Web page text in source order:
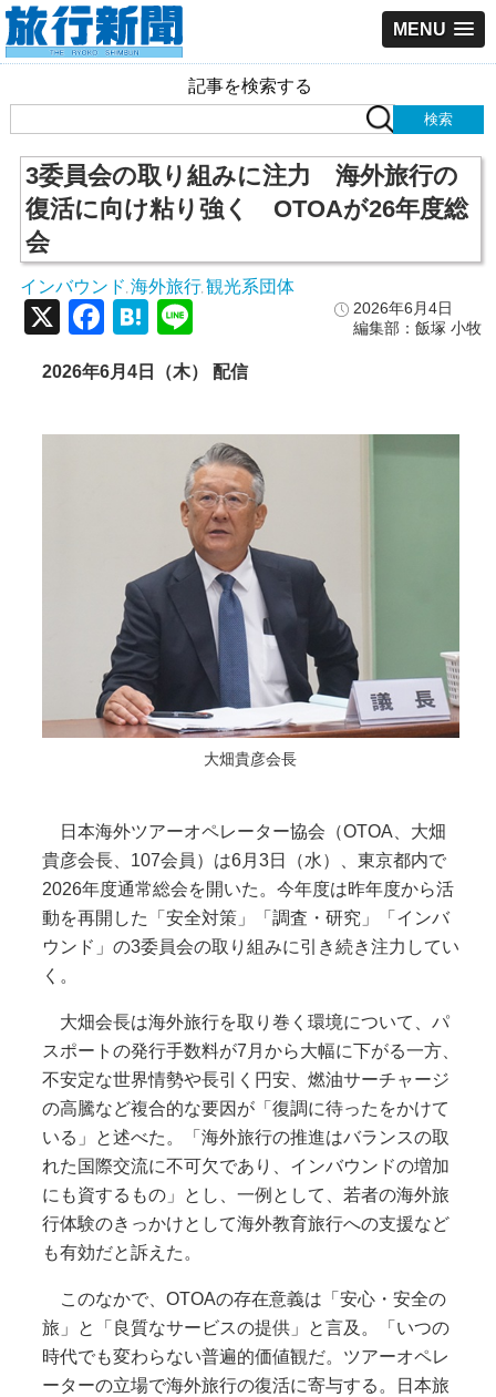
MENU
記事を検索する
3委員会の取り組みに注力 海外旅行の
復活に向け粘り強く OTOAが26年度総
会
インバウンド 海外旅行 観光系団体
2026年6月4日
編集部：飯塚 小牧
X Facebook
Hatena
2026年6月4日（木） 配信
大畑貴彦会長
日本海外ツアーオペレーター協会（OTOA、大畑
貴彦会長、107会員）は6月3日（水）、東京都内で
2026年度通常総会を開いた。今年度は昨年度から活
動を再開した「安全対策」「調査・研究」「インバ
ウンド」の3委員会の取り組みに引き続き注力してい
く。
大畑会長は海外旅行を取り巻く環境について、パ
スポートの発行手数料が7月から大幅に下がる一方、
不安定な世界情勢や長引く円安、燃油サーチャージ
の高騰など複合的な要因が「復調に待ったをかけて
いる」と述べた。「海外旅行の推進はバランスの取
れた国際交流に不可欠であり、インバウンドの増加
にも資するもの」とし、一例として、若者の海外旅
行体験のきっかけとして海外教育旅行への支援など
も有効だと訴えた。
このなかで、OTOAの存在意義は「安心・安全の
旅」と「良質なサービスの提供」と言及。「いつの
時代でも変わらない普遍的価値観だ。ツアーオペレ
ーターの立場で海外旅行の復活に寄与する。日本旅